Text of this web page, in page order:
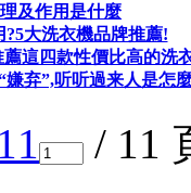
及作用是什麼
大洗衣機品牌推薦!
這四款性價比高的洗
弃”,听听過来人是怎
/ 11